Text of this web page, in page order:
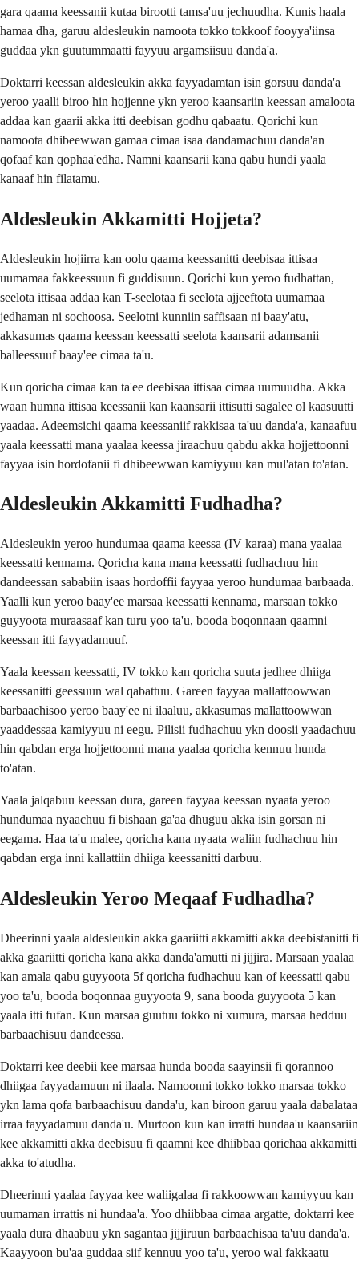
gara qaama keessanii kutaa birootti tamsa'uu jechuudha. Kunis haala
hamaa dha, garuu aldesleukin namoota tokko tokkoof fooyya'iinsa
guddaa ykn guutummaatti fayyuu argamsiisuu danda'a.
Doktarri keessan aldesleukin akka fayyadamtan isin gorsuu danda'a
yeroo yaalli biroo hin hojjenne ykn yeroo kaansariin keessan amaloota
addaa kan gaarii akka itti deebisan godhu qabaatu. Qorichi kun
namoota dhibeewwan gamaa cimaa isaa dandamachuu danda'an
qofaaf kan qophaa'edha. Namni kaansarii kana qabu hundi yaala
kanaaf hin filatamu.
Aldesleukin Akkamitti Hojjeta?
Aldesleukin hojiirra kan oolu qaama keessanitti deebisaa ittisaa
uumamaa fakkeessuun fi guddisuun. Qorichi kun yeroo fudhattan,
seelota ittisaa addaa kan T-seelotaa fi seelota ajjeeftota uumamaa
jedhaman ni sochoosa. Seelotni kunniin saffisaan ni baay'atu,
akkasumas qaama keessan keessatti seelota kaansarii adamsanii
balleessuuf baay'ee cimaa ta'u.
Kun qoricha cimaa kan ta'ee deebisaa ittisaa cimaa uumuudha. Akka
waan humna ittisaa keessanii kan kaansarii ittisutti sagalee ol kaasuutti
yaadaa. Adeemsichi qaama keessaniif rakkisaa ta'uu danda'a, kanaafuu
yaala keessatti mana yaalaa keessa jiraachuu qabdu akka hojjettoonni
fayyaa isin hordofanii fi dhibeewwan kamiyyuu kan mul'atan to'atan.
Aldesleukin Akkamitti Fudhadha?
Aldesleukin yeroo hundumaa qaama keessa (IV karaa) mana yaalaa
keessatti kennama. Qoricha kana mana keessatti fudhachuu hin
dandeessan sababiin isaas hordoffii fayyaa yeroo hundumaa barbaada.
Yaalli kun yeroo baay'ee marsaa keessatti kennama, marsaan tokko
guyyoota muraasaaf kan turu yoo ta'u, booda boqonnaan qaamni
keessan itti fayyadamuuf.
Yaala keessan keessatti, IV tokko kan qoricha suuta jedhee dhiiga
keessanitti geessuun wal qabattuu. Gareen fayyaa mallattoowwan
barbaachisoo yeroo baay'ee ni ilaaluu, akkasumas mallattoowwan
yaaddessaa kamiyyuu ni eegu. Pilisii fudhachuu ykn doosii yaadachuu
hin qabdan erga hojjettoonni mana yaalaa qoricha kennuu hunda
to'atan.
Yaala jalqabuu keessan dura, gareen fayyaa keessan nyaata yeroo
hundumaa nyaachuu fi bishaan ga'aa dhuguu akka isin gorsan ni
eegama. Haa ta'u malee, qoricha kana nyaata waliin fudhachuu hin
qabdan erga inni kallattiin dhiiga keessanitti darbuu.
Aldesleukin Yeroo Meqaaf Fudhadha?
Dheerinni yaala aldesleukin akka gaariitti akkamitti akka deebistanitti fi
akka gaariitti qoricha kana akka danda'amutti ni jijjira. Marsaan yaalaa
kan amala qabu guyyoota 5f qoricha fudhachuu kan of keessatti qabu
yoo ta'u, booda boqonnaa guyyoota 9, sana booda guyyoota 5 kan
yaala itti fufan. Kun marsaa guutuu tokko ni xumura, marsaa hedduu
barbaachisuu dandeessa.
Doktarri kee deebii kee marsaa hunda booda saayinsii fi qorannoo
dhiigaa fayyadamuun ni ilaala. Namoonni tokko tokko marsaa tokko
ykn lama qofa barbaachisuu danda'u, kan biroon garuu yaala dabalataa
irraa fayyadamuu danda'u. Murtoon kun kan irratti hundaa'u kaansariin
kee akkamitti akka deebisuu fi qaamni kee dhiibbaa qorichaa akkamitti
akka to'atudha.
Dheerinni yaalaa fayyaa kee waliigalaa fi rakkoowwan kamiyyuu kan
uumaman irrattis ni hundaa'a. Yoo dhiibbaa cimaa argatte, doktarri kee
yaala dura dhaabuu ykn sagantaa jijjiruun barbaachisaa ta'uu danda'a.
Kaayyoon bu'aa guddaa siif kennuu yoo ta'u, yeroo wal fakkaatu